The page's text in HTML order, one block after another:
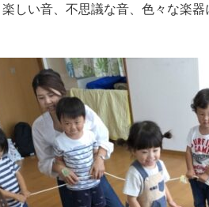
楽しい音、不思議な音、色々な楽